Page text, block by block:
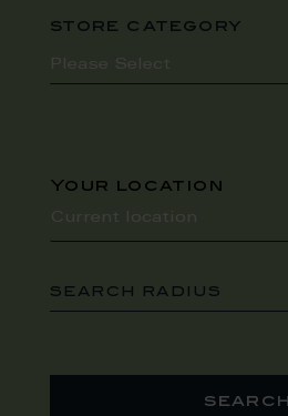
store category
Your location
SEARCH RADIUS
search